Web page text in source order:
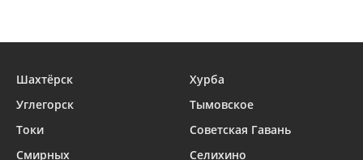
Шахтёрск
Хурба
Углегорск
Тымовское
Токи
Советская Гавань
Смирных
Селихино